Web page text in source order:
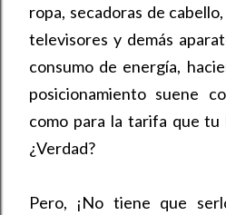
ropa, secadoras de
televisores y demás
consumo de energía,
posicionamiento suene
como para la tarifa que tu
¿Verdad?
Pero, ¡No tiene que